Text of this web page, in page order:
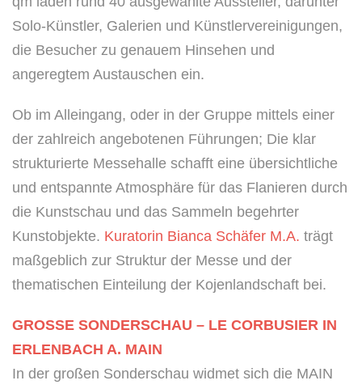
Solo-Künstler, Galerien und Künstlervereinigungen,
die Besucher zu genauem Hinsehen und
angeregtem Austauschen ein.
Ob im Alleingang, oder in der Gruppe mittels einer
der zahlreich angebotenen Führungen; Die klar
strukturierte Messehalle schafft eine übersichtliche
und entspannte Atmosphäre für das Flanieren durch
die Kunstschau und das Sammeln begehrter
Kunstobjekte. Kuratorin Bianca Schäfer M.A. trägt
maßgeblich zur Struktur der Messe und der
thematischen Einteilung der Kojenlandschaft bei.
GROSSE SONDERSCHAU – LE CORBUSIER IN
ERLENBACH A. MAIN
In der großen Sonderschau widmet sich die MAIN